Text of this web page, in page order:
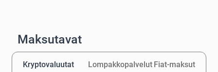
Maksutavat
Kryptovaluutat Lompakkopalvelut Fiat-maksut